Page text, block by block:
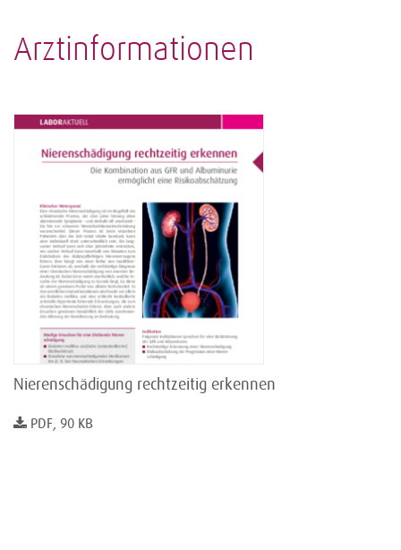
Arztinformationen
Nierenschädigung rechtzeitig erkennen
PDF, 90 KB